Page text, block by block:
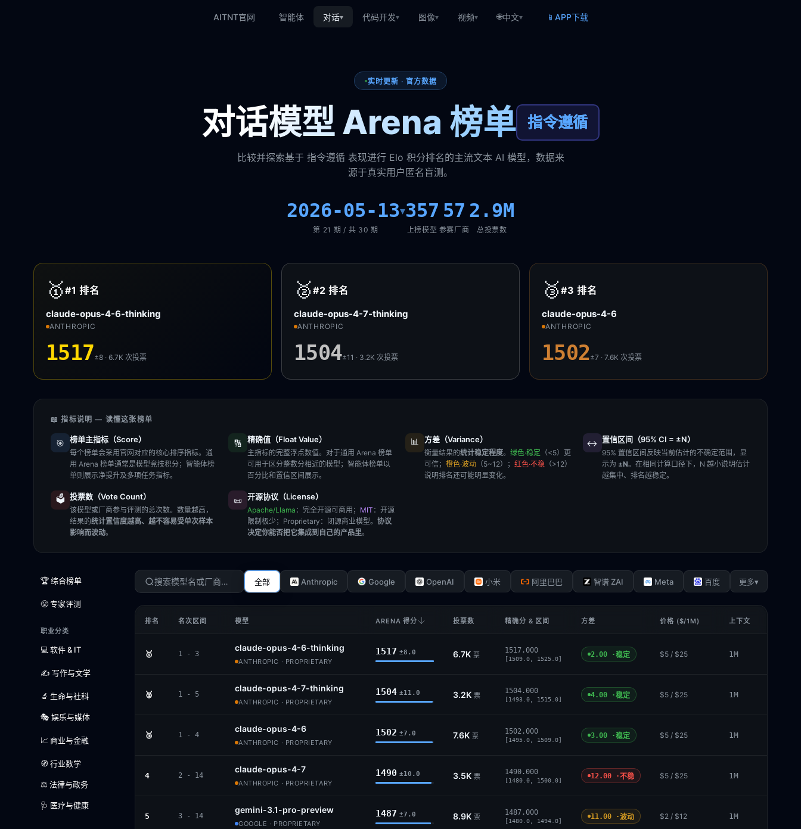
AITNT官网 智能体 对话▾ 代码开发▾ 图像▾ 视频▾ 🌐中文▾ 📱 APP下载
实时更新 · 官方数据
对话模型 Arena 榜单 指令遵循
比较并探索基于 指令遵循 表现进行 Elo 积分排名的主流文本 AI 模型，数据来
源于真实用户匿名盲测。
2026-05-13▾
第 21 期 / 共 30 期
357
上榜模型
57
参赛厂商
2.9M
总投票数
🥇 #1排名
claude-opus-4-6-thinking
ANTHROPIC
1517±8 · 6.7K次投票
🥈 #2排名
claude-opus-4-7-thinking
ANTHROPIC
1504±11 · 3.2K次投票
🥉 #3排名
claude-opus-4-6
ANTHROPIC
1502±7 · 7.6K次投票
📖 指标说明 — 读懂这张榜单
🎯 榜单主指标（Score）
每个榜单会采用官网对应的核心排序指标。通
用 Arena 榜单通常是模型竞技积分；智能体榜
单则展示净提升及多项任务指标。
🔢 精确值（Float Value）
主指标的完整浮点数值。对于通用 Arena 榜单
可用于区分整数分相近的模型；智能体榜单以
百分比和置信区间展示。
📊 方差（Variance）
衡量结果的统计稳定程度。 绿色·稳定 （<5）更
可信； 橙色·波动 （5~12）； 红色·不稳 （>12）
说明排名还可能明显变化。
↔️ 置信区间（95% CI = ±N）
95% 置信区间反映当前估计的不确定范围，显
示为 ±N。在相同计算口径下，N 越小说明估计
越集中、排名越稳定。
🗳️ 投票数（Vote Count）
该模型或厂商参与评测的总次数。数量越高，
结果的统计置信度越高、越不容易受单次样本
影响而波动。
📜 开源协议（License）
Apache/Llama ：完全开源可商用； MIT ：开源
限制极少； Proprietary ：闭源商业模型。 协议
决定你能否把它集成到自己的产品里。
🏆 综合榜单
😤 专家评测
职业分类
💻 软件 & IT
✍️ 写作与文学
🔬 生命与社科
🎭 娱乐与媒体
📈 商业与金融
🧭 行业数学
⚖️ 法律与政务
🩺 医疗与健康
全部 Anthropic Google OpenAI 小米 阿里巴巴 智谱 ZAI Meta 百度 更多▾
排名 名次区间 模型 ARENA 得分 投票数 精确分 & 区间 方差 价格 ($/1M) 上下文
🥇 1 - 3
claude-opus-4-6-thinking
ANTHROPIC · PROPRIETARY
1517 ±8.0 6.7K 票
1517.000
[1509.0, 1525.0]
2.00 ·稳定 $5 / $25 1M
🥈 1 - 5
claude-opus-4-7-thinking
ANTHROPIC · PROPRIETARY
1504 ±11.0 3.2K 票
1504.000
[1493.0, 1515.0]
4.00 ·稳定 $5 / $25 1M
🥉 1 - 4
claude-opus-4-6
ANTHROPIC · PROPRIETARY
1502 ±7.0 7.6K 票
1502.000
[1495.0, 1509.0]
3.00 ·稳定 $5 / $25 1M
4 2 - 14
claude-opus-4-7
ANTHROPIC · PROPRIETARY
1490 ±10.0 3.5K 票
1490.000
[1480.0, 1500.0]
12.00 ·不稳 $5 / $25 1M
5 3 - 14
gemini-3.1-pro-preview
GOOGLE · PROPRIETARY
1487 ±7.0 8.9K 票
1487.000
[1480.0, 1494.0]
11.00 ·波动 $2 / $12 1M